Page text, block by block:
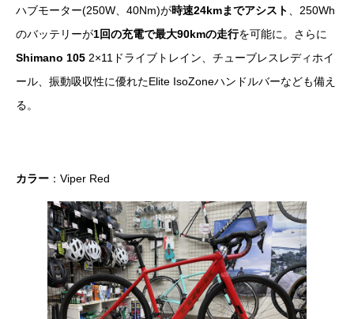
ハブモーター(250W、40Nm)が時速24kmまでアシスト
、250Wh
のバッテリーが1回の充電で最大90kmの走行を可能に。さらに
Shimano 105 2×11ドライブトレイン、チューブレスレディホイ
ール、振動吸収性に優れたElite IsoZoneハンドルバーなども備え
る。
カラー ：Viper Red